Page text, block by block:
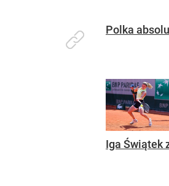
Polka
Iga Świątek